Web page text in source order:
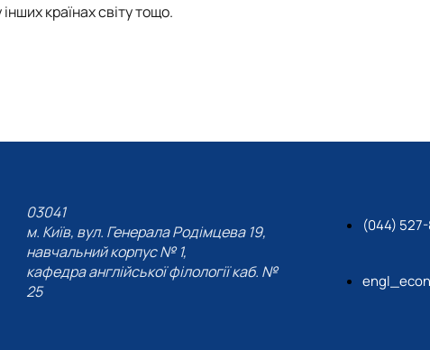
країнах світу тощо.
03041
м. Київ, вул. Генерала Родімцева 19,
навчальний корпус № 1,
кафедра англійської філології каб. №
25
(044)